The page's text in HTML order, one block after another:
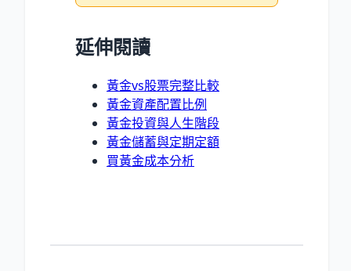
延伸閱讀
黃金vs股票完整比較
黃金資產配置比例
黃金投資與人生階段
黃金儲蓄與定期定額
買黃金成本分析